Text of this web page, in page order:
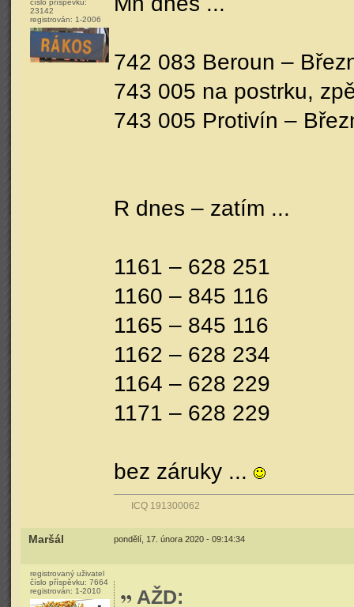
číslo příspěvku:
23142
registrován: 1-2006
742 083 Beroun –
743 005 na postrku,
743 005 Protivín –
R dnes – zatím ...
1161 – 628 251
1160 – 845 116
1165 – 845 116
1162 – 628 234
1164 – 628 229
1171 – 628 229
bez záruky ...
ICQ 191300062
Maršál pondělí, 17. února 2020 - 09:14:34
registrovaný uživatel
číslo příspěvku: 7664
registrován: 1-2010 AŽD: